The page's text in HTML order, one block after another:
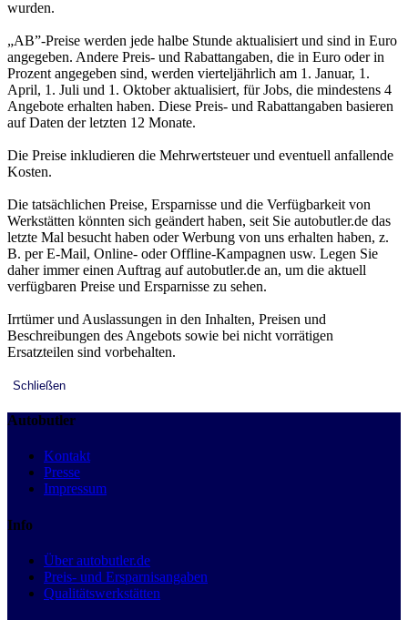
wurden.
„AB”-Preise werden jede halbe Stunde aktualisiert und sind in Euro
angegeben. Andere Preis- und Rabattangaben, die in Euro oder in
Prozent angegeben sind, werden vierteljährlich am 1. Januar, 1.
April, 1. Juli und 1. Oktober aktualisiert, für Jobs, die mindestens 4
Angebote erhalten haben. Diese Preis- und Rabattangaben basieren
auf Daten der letzten 12 Monate.
Die Preise inkludieren die Mehrwertsteuer und eventuell anfallende
Kosten.
Die tatsächlichen Preise, Ersparnisse und die Verfügbarkeit von
Werkstätten könnten sich geändert haben, seit Sie autobutler.de das
letzte Mal besucht haben oder Werbung von uns erhalten haben, z.
B. per E-Mail, Online- oder Offline-Kampagnen usw. Legen Sie
daher immer einen Auftrag auf autobutler.de an, um die aktuell
verfügbaren Preise und Ersparnisse zu sehen.
Irrtümer und Auslassungen in den Inhalten, Preisen und
Beschreibungen des Angebots sowie bei nicht vorrätigen
Ersatzteilen sind vorbehalten.
Schließen
Autobutler
Kontakt
Presse
Impressum
Info
Über autobutler.de
Preis- und Ersparnisangaben
Qualitätswerkstätten